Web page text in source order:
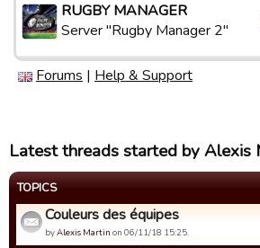
RUGBY MANAGER
Server "Rugby Manager 2"
Forums | Help & Support
Latest threads started by Alexis
TOPICS
Couleurs des équipes
byAlexis Martin on 06/11/18 15:25.